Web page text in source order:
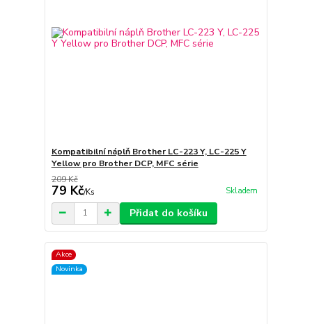
Kompatibilní náplň Brother LC-223 Y, LC-225 Y
Yellow pro Brother DCP, MFC série
209 Kč
79 Kč/Ks Skladem
Přidat do košíku
Akce
Novinka